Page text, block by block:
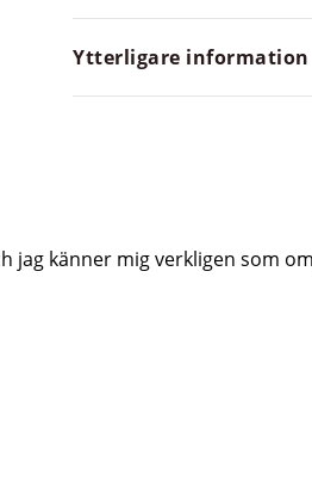
Ytterligare information
jag känner mig verkligen som